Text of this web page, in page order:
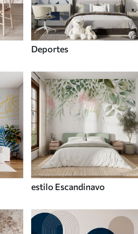
Deportes
estilo Escandinavo